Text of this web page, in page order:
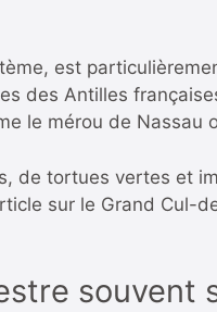
est
des Antilles
le mérou de Nassau
de tortues vertes et
sur le Grand Cul-
souvent